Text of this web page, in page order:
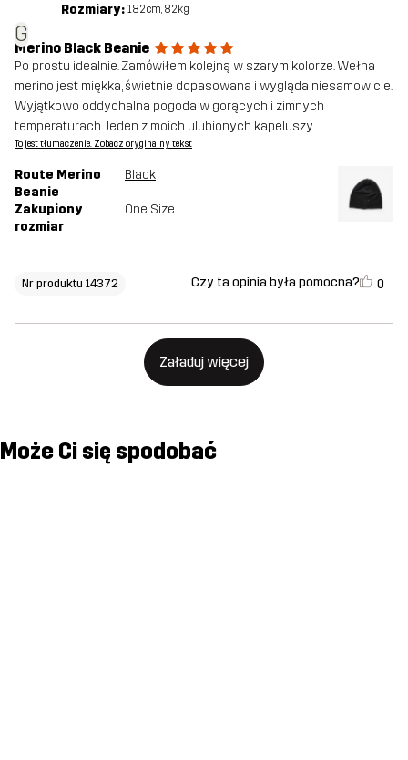
G
Rozmiary: 182cm, 82kg
Merino Black Beanie
Po prostu idealnie. Zamówiłem kolejną w szarym kolorze. Wełna
merino jest miękka, świetnie dopasowana i wygląda niesamowicie.
Wyjątkowo oddychalna pogoda w gorących i zimnych
temperaturach. Jeden z moich ulubionych kapeluszy.
To jest tłumaczenie. Zobacz oryginalny tekst
Route Merino
Beanie
Black
Zakupiony
rozmiar
One Size
Nr produktu 14372 Czy ta opinia była pomocna? 0
Załaduj więcej
Może Ci się spodobać